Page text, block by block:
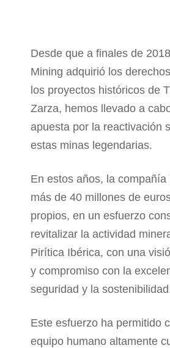
Desde que a finales de
Mining adquirió los
los proyectos históricos de
Zarza, hemos llevado a
apuesta por la reactivación
estas minas legendarias.
En estos años, la compañía
más de 40 millones de
propios, en un esfuerzo
revitalizar la actividad
Pirítica Ibérica, con una
y compromiso con la
seguridad y la
Este esfuerzo ha permitido
equipo humano altamente